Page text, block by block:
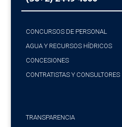
CONCURSOS DE PERSONAL
AGUA Y RECURSOS HÍDRICOS
CONCESIONES
CONTRATISTAS Y CONSULTORES
TRANSPARENCIA